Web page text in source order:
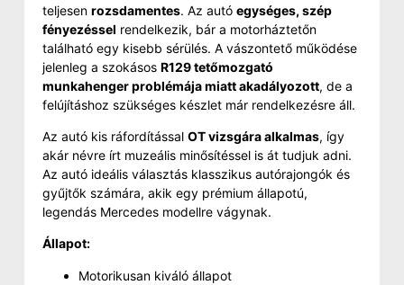
teljesen rozsdamentes. Az autó egységes, szép
fényezéssel rendelkezik, bár a motorháztetőn
található egy kisebb sérülés. A vászontető működése
jelenleg a szokásos R129 tetőmozgató
munkahenger problémája miatt akadályozott, de a
felújításhoz szükséges készlet már rendelkezésre áll.
Az autó kis ráfordítással OT vizsgára alkalmas, így
akár névre írt muzeális minősítéssel is át tudjuk adni.
Az autó ideális választás klasszikus autórajongók és
gyűjtők számára, akik egy prémium állapotú,
legendás Mercedes modellre vágynak.
Állapot:
Motorikusan kiváló állapot